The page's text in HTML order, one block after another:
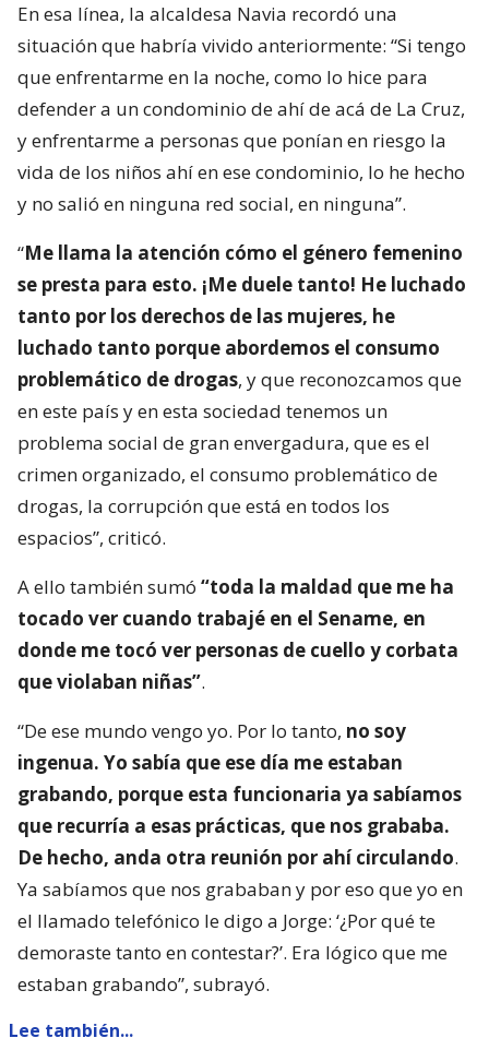
En esa línea, la alcaldesa Navia recordó una
situación que habría vivido anteriormente: “Si tengo
que enfrentarme en la noche, como lo hice para
defender a un condominio de ahí de acá de La Cruz,
y enfrentarme a personas que ponían en riesgo la
vida de los niños ahí en ese condominio, lo he hecho
y no salió en ninguna red social, en ninguna”.
“Me llama la atención cómo el género femenino
se presta para esto. ¡Me duele tanto! He luchado
tanto por los derechos de las mujeres, he
luchado tanto porque abordemos el consumo
problemático de drogas, y que reconozcamos que
en este país y en esta sociedad tenemos un
problema social de gran envergadura, que es el
crimen organizado, el consumo problemático de
drogas, la corrupción que está en todos los
espacios”, criticó.
A ello también sumó “toda la maldad que me ha
tocado ver cuando trabajé en el Sename, en
donde me tocó ver personas de cuello y corbata
que violaban niñas”.
“De ese mundo vengo yo. Por lo tanto, no soy
ingenua. Yo sabía que ese día me estaban
grabando, porque esta funcionaria ya sabíamos
que recurría a esas prácticas, que nos grababa.
De hecho, anda otra reunión por ahí circulando.
Ya sabíamos que nos grababan y por eso que yo en
el llamado telefónico le digo a Jorge: ‘¿Por qué te
demoraste tanto en contestar?’. Era lógico que me
estaban grabando”, subrayó.
Lee también...